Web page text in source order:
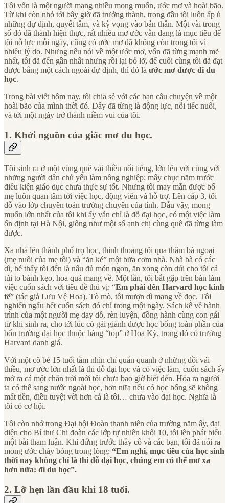
Tôi vốn là một người mang nhiều mong muốn, ước mơ và hoài bão.
Từ khi còn nhỏ tới bây giờ đã trưởng thành, trong đầu tôi luôn ấp ủ
những dự định, quyết tâm, và kỳ vọng vào bản thân. Một vài trong
số đó đã thành hiện thực, rất nhiều mơ ước vẫn đang là mục tiêu để
tôi nỗ lực mỗi ngày, cũng có ước mơ đã không còn trong tôi vì
nhiều lý do. Nhưng nếu nói về một ước mơ, vốn đã từng mạnh mẽ
nhất, tôi đã đến gần nhất nhưng rồi lại bỏ lỡ, để cuối cùng tôi đã đạt
được bằng một cách ngoài dự định, thì đó là ước mơ được đi du
học.
Trong bài viết hôm nay, tôi chia sẻ với các bạn câu chuyện về một
hoài bão của mình thời đó. Đây đã từng là động lực, nỗi tiếc nuối,
và tới một ngày trở thành niềm vui của tôi.
1. Khởi nguồn của giấc mơ du học.
Tôi sinh ra ở một vùng quê vải thiều nổi tiếng, lớn lên với cùng với
những người dân chủ yếu làm nông nghiệp; mấy chục năm trước
điều kiện giáo dục chưa thực sự tốt. Nhưng tôi may mắn được bố
mẹ luôn quan tâm tới việc học, động viên và hỗ trợ. Lên cấp 3, tôi
đỗ vào lớp chuyên toán trường chuyên của tỉnh. Dẫu vậy, mong
muốn lớn nhất của tôi khi ấy vẫn chỉ là đỗ đại học, có một việc làm
ổn định tại Hà Nội, giống như một số anh chị cùng quê đã từng làm
được.
Xa nhà lên thành phố trọ học, thỉnh thoảng tôi qua thăm bà ngoại
(mẹ nuôi của mẹ tôi) và “ăn ké” một bữa cơm nhà. Nhà bà có các
dì, hễ thấy tôi đến là nấu đủ món ngon, ăn xong còn dúi cho tôi cả
túi to bánh kẹo, hoa quả mang về. Một lần, tôi bắt gặp trên bàn làm
việc cuốn sách với tiêu đề thú vị: “Em phải đến Harvard học kinh
tế” (tác giả Lưu Vệ Hoa). Tò mò, tôi mượn dì mang về đọc. Tôi
nghiến ngấu hết cuốn sách đó chỉ trong một ngày. Sách kể về hành
trình của một người mẹ dạy dỗ, rèn luyện, đồng hành cùng con gái
từ khi sinh ra, cho tới lúc cô gái giành được học bổng toàn phần của
bốn trường đại học thuộc hàng “top” ở Hoa Kỳ, trong đó có trường
Harvard danh giá.
Với một cô bé 15 tuổi tầm nhìn chỉ quẩn quanh ở những đồi vải
thiều, mơ ước lớn nhất là thi đỗ đại học và có việc làm, cuốn sách ấy
mở ra cả một chân trời mới tôi chưa bao giờ biết đến. Hóa ra người
ta có thể sang nước ngoài học, hơn nữa nếu có học bổng sẽ không
mất tiền, điều tuyệt vời hơn cả là tôi… chưa vào đại học. Nghĩa là
tôi có cơ hội.
Tôi còn nhớ trong Đại hội Đoàn thanh niên của trường năm ấy, đại
diện cho Bí thư Chi đoàn các lớp tự nhiên khối 10, tôi lên phát biểu
một bài tham luận. Khi đứng trước thầy cô và các bạn, tôi đã nói ra
mong ước cháy bỏng trong lòng: “Em nghĩ, mục tiêu của học sinh
thời nay không chỉ là thi đỗ đại học, chúng em có thể mơ xa
hơn nữa: đi du học”.
2. Lỡ hẹn lần đầu khi 18 tuổi.